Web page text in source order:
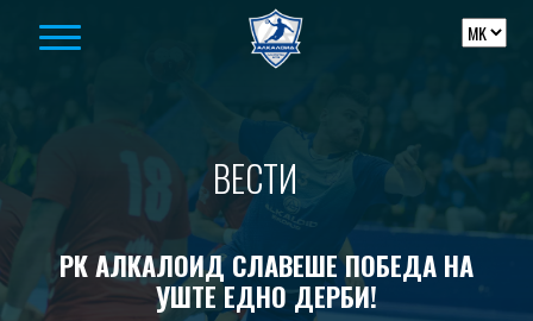
ВЕСТИ
РК АЛКАЛОИД СЛАВЕШЕ ПОБЕДА НА
УШТЕ ЕДНО ДЕРБИ!